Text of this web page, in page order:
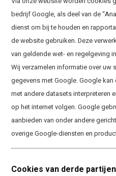
bedrijf Google, als deel van de
dienst om bij te houden en
de website gebruiken. Deze
van geldende wet- en regelgeving
Wij verzamelen informatie over uw
gegevens met Google. Google
met andere datasets interpreteren
op het internet volgen. Google
aanbieden van onder andere
overige Google-diensten en
Cookies van derde partijen